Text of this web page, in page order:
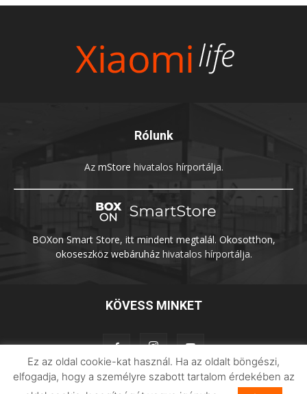
Rólunk
Az mStore hivatalos hírportálja.
BOXon Smart Store, itt mindent megtalál. Okosotthon,
okoseszköz webáruházhivatalos hírportálja.
KÖVESS MINKET
Ez az oldal cookie-kat használ. Ha az oldalt böngészi,
elfogadja, hogy a személyre szabott tartalom érdekében az